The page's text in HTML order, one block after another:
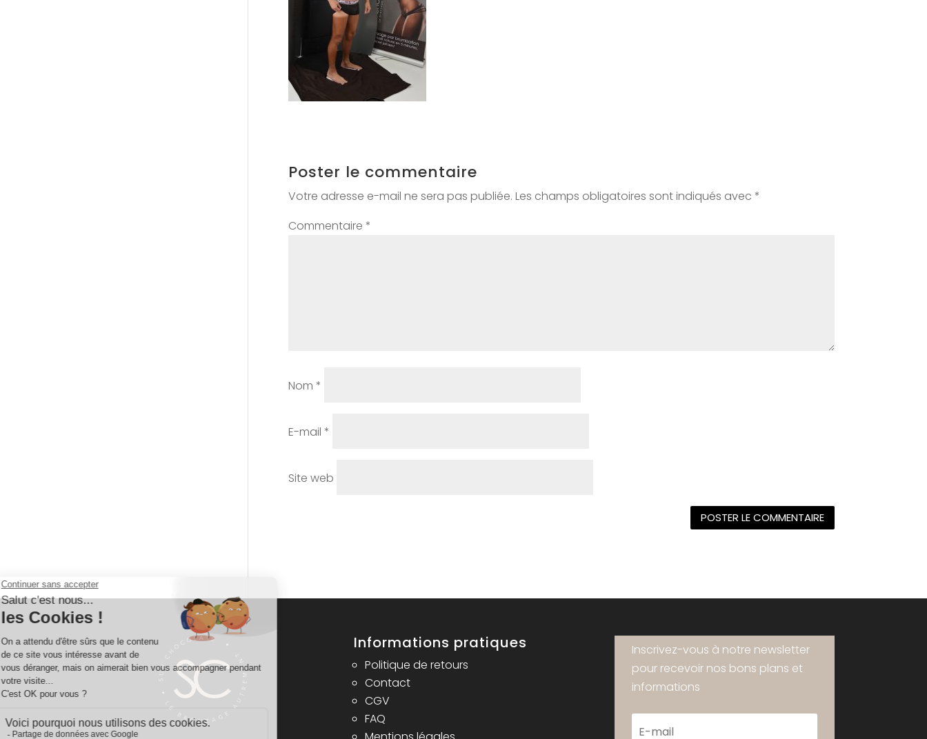
Poster le commentaire
Votre adresse e-mail ne sera pas publiée. Les champs obligatoires sont indiqués avec *
Commentaire *
Nom *
E-mail *
Site web
Informations pratiques
Politique de retours
Contact
CGV
FAQ
Inscrivez-vous à notre newsletter
pour recevoir nos bons plans et
informations